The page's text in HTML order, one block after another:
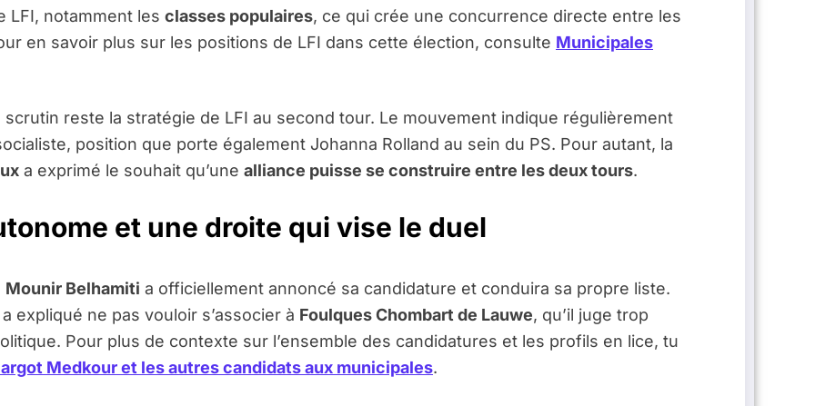
LFI, notamment les classes populaires, ce qui crée une concurrence directe entre les
en savoir plus sur les positions de LFI dans cette élection, consulte Municipales
scrutin reste la stratégie de LFI au second tour. Le mouvement indique régulièrement
position que porte également Johanna Rolland au sein du PS. Pour autant, la
a exprimé le souhait qu’une alliance puisse se construire entre les deux tours.
et une droite qui vise le duel
Mounir Belhamiti a officiellement annoncé sa candidature et conduira sa propre liste.
expliqué ne pas vouloir s’associer à Foulques Chombart de Lauwe, qu’il juge trop
Pour plus de contexte sur l’ensemble des candidatures et les profils en lice, tu
Medkour et les autres candidats aux municipales.